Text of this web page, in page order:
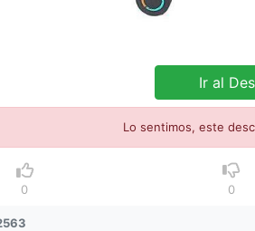
Ir al
Lo sentimos, este
0 0